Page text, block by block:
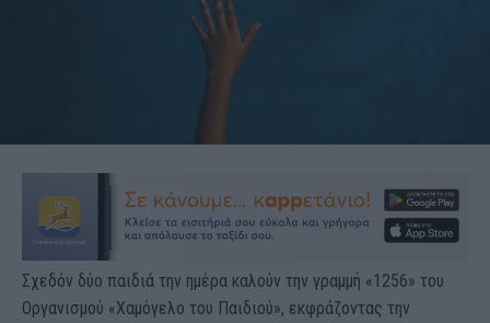
Σχεδόν δύο παιδιά την ημέρα καλούν την γραμμή «1256» του
Οργανισμού «Χαμόγελο του Παιδιού», εκφράζοντας την